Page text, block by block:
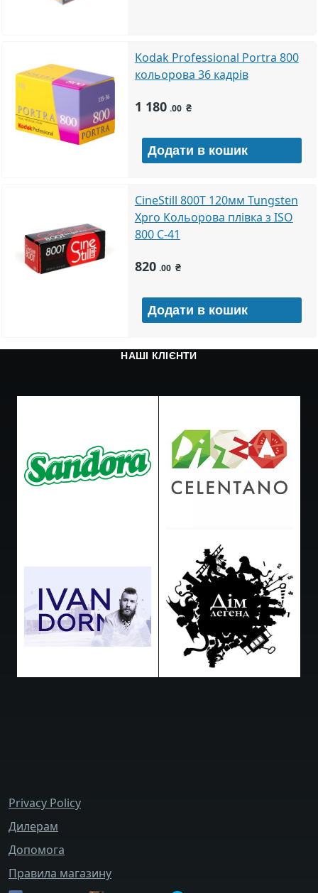
Kodak Professional Portra 800
кольорова 36 кадрів
1 180 .00 ₴
CineStill 800T 120мм Tungsten
Xpro Кольорова плівка з ISO
800 C-41
820 .00 ₴
НАШІ КЛІЄНТИ
bottom_menu
Privacy Policy
Дилерам
Допомога
Правила магазину